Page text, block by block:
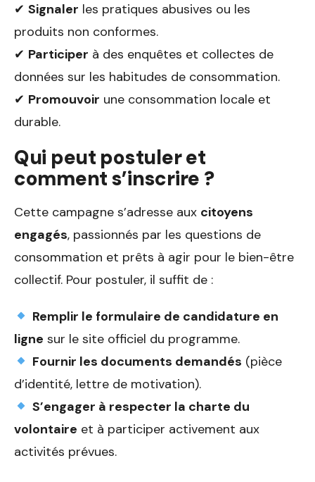
✔ Signaler les pratiques abusives ou les
produits non conformes.
✔ Participer à des enquêtes et collectes de
données sur les habitudes de consommation.
✔ Promouvoir une consommation locale et
durable.
Qui peut postuler et
comment s’inscrire ?
Cette campagne s’adresse aux citoyens
engagés, passionnés par les questions de
consommation et prêts à agir pour le bien-être
collectif. Pour postuler, il suffit de :
Remplir le formulaire de candidature en
ligne sur le site officiel du programme.
Fournir les documents demandés (pièce
d’identité, lettre de motivation).
S’engager à respecter la charte du
volontaire et à participer activement aux
activités prévues.